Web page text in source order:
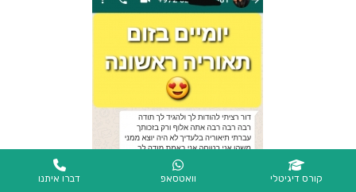
קורס דיגיטלי וואטסאפ דברו איתנו